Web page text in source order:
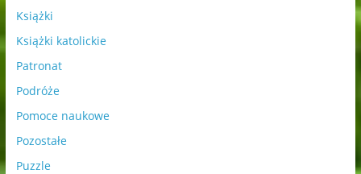
Książki
Książki katolickie
Patronat
Podróże
Pomoce naukowe
Pozostałe
Puzzle